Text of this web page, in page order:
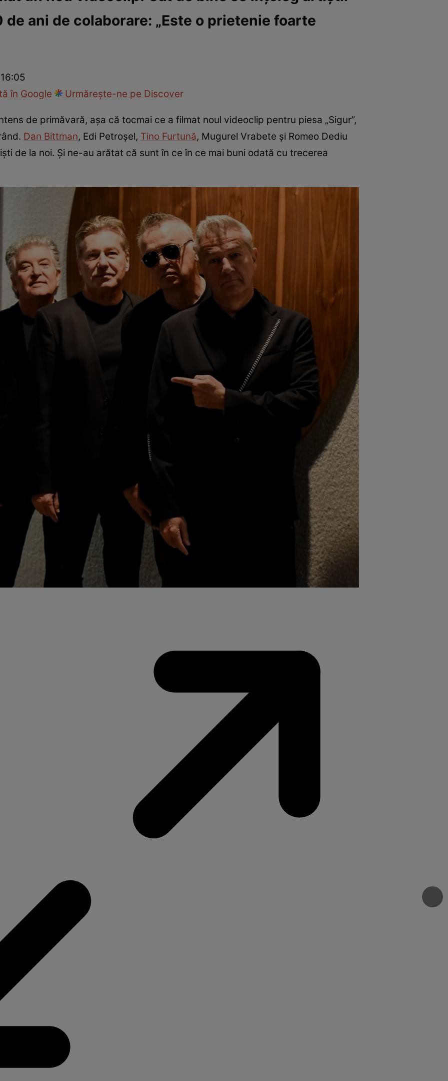
Paparazzii Click!
ani de colaborare: „Este o prietenie foarte
în Google
Urmărește-ne pe Discover
de primăvară, așa că tocmai ce a filmat noul videoclip pentru piesa „Sigur”,
Dan Bittman, Edi Petroșel, Tino Furtună, Mugurel Vrabete și Romeo Dediu
de la noi. Și ne-au arătat că sunt în ce în ce mai buni odată cu trecerea